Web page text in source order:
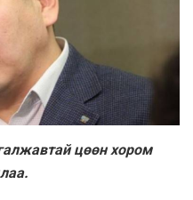
цөөн хором